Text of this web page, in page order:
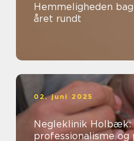
Hemmeligheden
året rundt
02. juni 2025
Negleklinik Holbæk:
professionalisme og